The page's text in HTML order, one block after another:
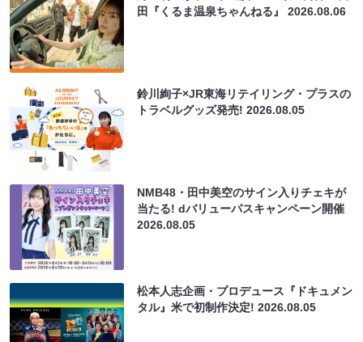
田『くるま温泉ちゃんねる』2026.08.06
鈴川絢子×JR東海リテイリング・プラスの
トラベルグッズ発売!2026.08.05
NMB48・田中美空のサイン入りチェキが
当たる! dバリューパスキャンペーン開催
2026.08.05
松本人志企画・プロデュース『ドキュメン
タル』米で初制作決定!2026.08.05